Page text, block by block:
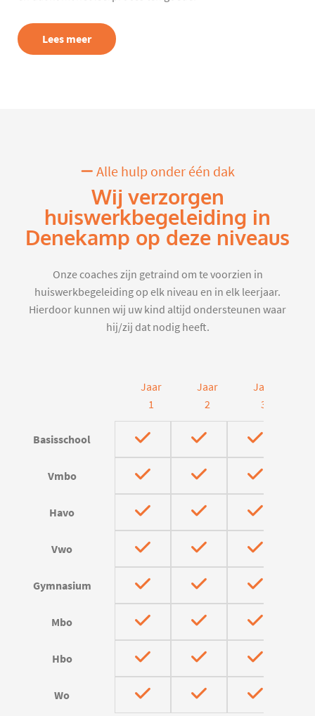
Lees meer
Alle hulp onder één dak
Wij verzorgen
huiswerkbegeleiding in
Denekamp op deze niveaus
Onze coaches zijn getraind om te voorzien in
huiswerkbegeleiding op elk niveau en in elk leerjaar.
Hierdoor kunnen wij uw kind altijd ondersteunen waar
hij/zij dat nodig heeft.
Jaar
1
Jaar
2
Jaar
3
Basisschool
Vmbo
Havo
Vwo
Gymnasium
Mbo
Hbo
Wo